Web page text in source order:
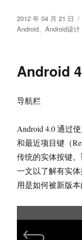
发
布
2012 年 04 月 21 日
Android、Android设计
Android
导航栏
Android 4.0 通过
和最近项目键（
传统的实体按键
一文以了解有实
用是如何被新版本